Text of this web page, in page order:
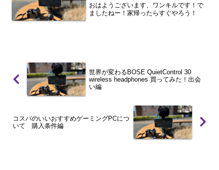
おはようございます、ワンキルです！で
ましたねー！家帰ったらすぐやろう！
世界が変わるBOSE QuietControl 30
wireless headphones 買ってみた！出会
い編
コスパのいいおすすめゲーミングPCにつ
いて 購入条件編